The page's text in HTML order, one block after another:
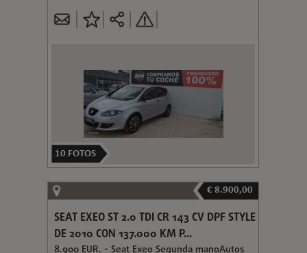
10 FOTOS
€ 8.900,00
SEAT EXEO ST 2.0 TDI CR 143 CV DPF STYLE
DE 2010 CON 137.000 KM P...
8.900 EUR. - Seat Exeo Segunda manoAutos